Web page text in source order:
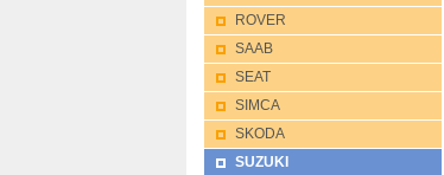
ROVER
SAAB
SEAT
SIMCA
SKODA
SUZUKI